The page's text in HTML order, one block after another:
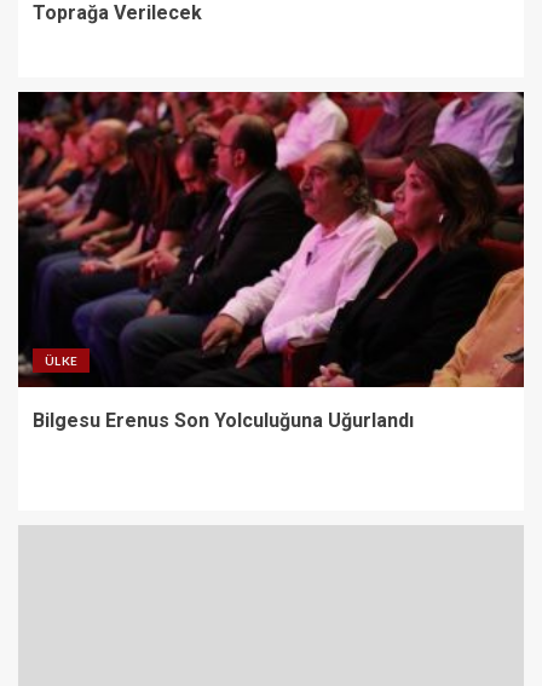
Toprağa Verilecek
ÜLKE
Bilgesu Erenus Son Yolculuğuna Uğurlandı